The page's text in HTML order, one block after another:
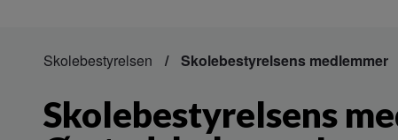
Skolebestyrelsen Skolebestyrelsens medlemmer
Skolebestyrelsens